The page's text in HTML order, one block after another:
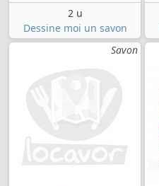
2 u
Dessine moi un savon
Savon